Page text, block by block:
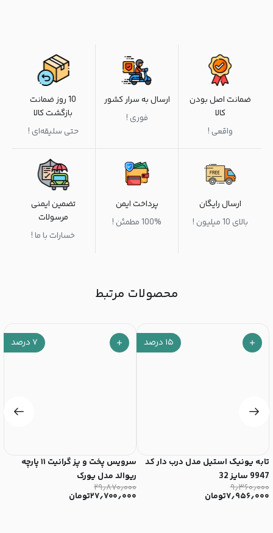
ضمانت اصل بودن
کالا
واقعی !
ارسال به سرار کشور
فوری !
10 روز ضمانت
بازگشت کالا
حتی سلیقه‌ای !
ارسال رایگان
بالای 10 میلیون !
پرداخت ایمن
100% مطمئن !
تضمین ایمنی
مرسولات
خسارات با ما !
محصولات مرتبط
۱۵ درصد
تابه یونیک استیل مدل درب دار کد
9947 سایز 32
۹٫۳۶۰٫۰۰۰
۷٫۹۵۶٫۰۰۰تومان
۷ درصد
سرویس پخت و پز گرانیت ۱۱ پارچه
ریوالد مدل یورک
۲۹٫۸۷۰٫۰۰۰
۲۷٫۷۰۰٫۰۰۰تومان